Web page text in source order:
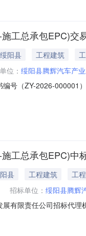
工总承包EPC)交
阳县 工程建筑
位： 绥阳县腾辉汽车产
号（ZY-2026-000001
标代理贵州拓奇工程
工总承包EPC)中
县 工程建筑
工程
招标单位： 绥阳县腾辉
有限责任公司招标代
联合体：遵义市建筑